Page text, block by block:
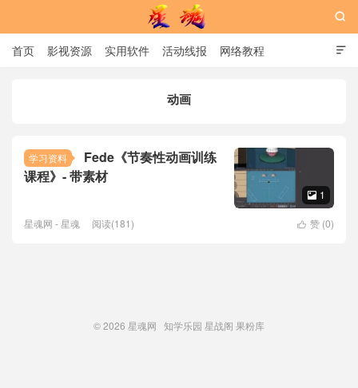

首页 影视资源 实用软件 活动线报 网络教程

动画
学习资料
Fede《节奏性动画训练
课程》- 带素材
 1
 赞 (0)
星魂网 - 星魂 阅读(181)
© 2026 星魂网 知学乐园 星战阁 果粉库